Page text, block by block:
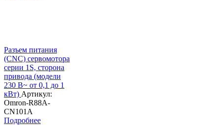
Разъем питания
(CNC) сервомотора
серии 1S, сторона
привода (модели
230 В~ от 0,1 до 1
кВт) Артикул:
Omron-R88A-
CN101A
Подробнее